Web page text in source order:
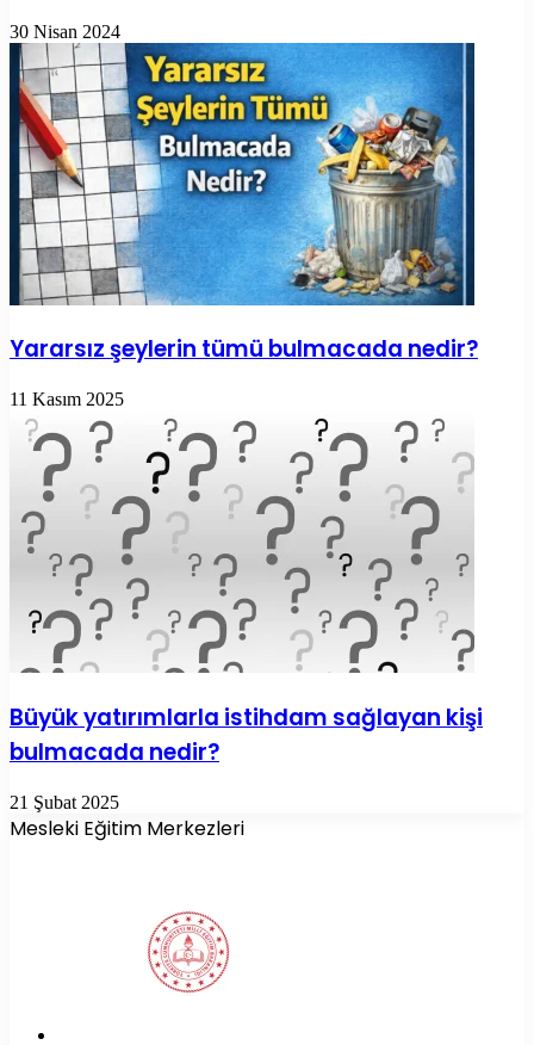
30 Nisan 2024
Yararsız şeylerin tümü bulmacada nedir?
11 Kasım 2025
Büyük yatırımlarla istihdam sağlayan kişi
bulmacada nedir?
21 Şubat 2025
Mesleki Eğitim Merkezleri